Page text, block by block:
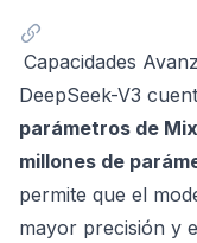
Capacidades
DeepSeek-V3
parámetros de
millones de
permite que el
mayor precisión y